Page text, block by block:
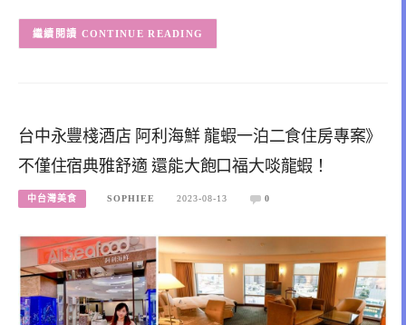
CONTINUE READING
台中永豐棧酒店 阿利海鮮 龍蝦一泊二食住房專案》
不僅住宿典雅舒適 還能大飽口福大啖龍蝦！
中台灣美食 SOPHIEE 2023-08-13 0